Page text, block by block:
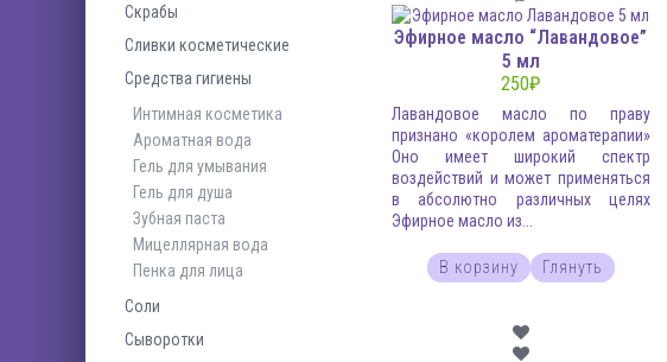
Эфирное масло “Лавандовое”
5 мл
250₽
Лавандовое масло по праву
признано «королем ароматерапии»
Оно имеет широкий спектр
воздействий и может применяться
в абсолютно различных целях
Эфирное масло из...
В корзину Глянуть
Скрабы
Сливки косметические
Средства гигиены
Интимная косметика
Ароматная вода
Гель для умывания
Гель для душа
Зубная паста
Мицеллярная вода
Пенка для лица
Соли
Сыворотки